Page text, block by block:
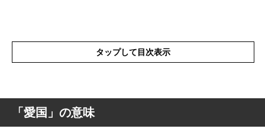
タップして目次表示
「愛国」の意味